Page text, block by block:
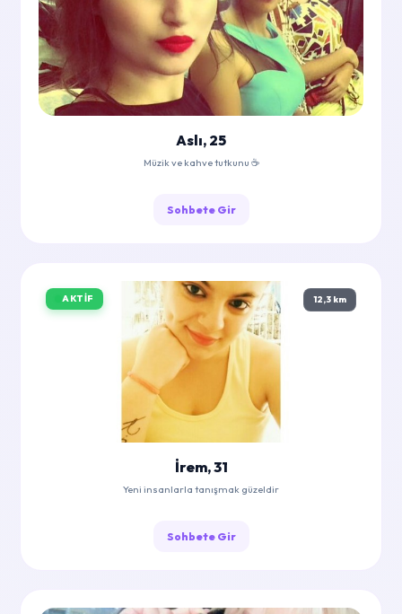
Aslı, 25
Müzik ve kahve tutkunu ☕
Sohbete Gir
AKTIF 12,3 km
İrem, 31
Yeni insanlarla tanışmak güzeldir
Sohbete Gir